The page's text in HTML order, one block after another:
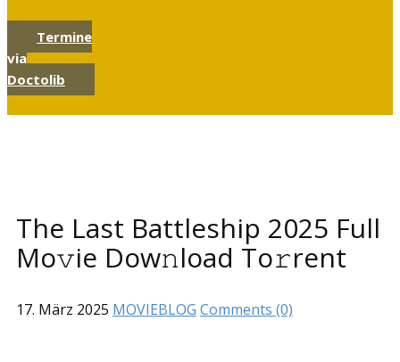
Termine
via
Doctolib
The Last Battleship 2025 Full
Mo𝚟ie Dow𝚗load To𝚛rent
17. März 2025 MOVIEBLOG Comments (0)